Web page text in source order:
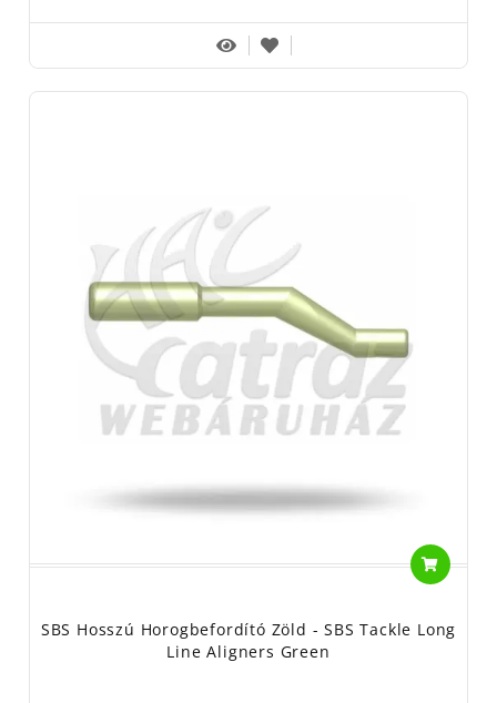
SBS Hosszú Horogbefordító Zöld - SBS Tackle Long
Line Aligners Green